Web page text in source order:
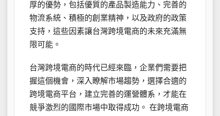
厚的優勢，包括優質的產品製造能力、完善的
物流系統、積極的創業精神，以及政府的政策
支持，這些因素讓台灣跨境電商的未來充滿無
限可能。
台灣跨境電商的時代已經來臨，企業們需要把
握這個機會，深入瞭解市場趨勢，選擇合適的
跨境電商平台，建立完善的運營體系，才能在
競爭激烈的國際市場中取得成功。 在跨境電商